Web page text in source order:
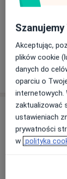
Konsultacja
380 zł
W jaki
Adresy (2)
Adres 1
Akceptując,
plików cookie
danych do
oparciu o
internetowych.
zaktualizować
ustawieniach
prywatności
w polityka